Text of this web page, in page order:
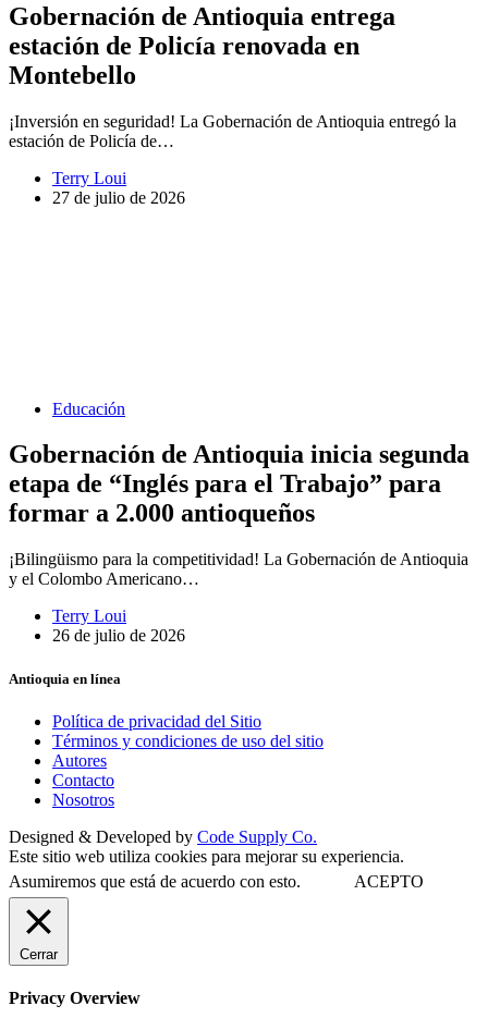
Gobernación de Antioquia entrega
estación de Policía renovada en
Montebello
¡Inversión en seguridad! La Gobernación de Antioquia entregó la
estación de Policía de…
Terry Loui
27 de julio de 2026
Educación
Gobernación de Antioquia inicia segunda
etapa de “Inglés para el Trabajo” para
formar a 2.000 antioqueños
¡Bilingüismo para la competitividad! La Gobernación de Antioquia
y el Colombo Americano…
Terry Loui
26 de julio de 2026
Antioquia en línea
Política de privacidad del Sitio
Términos y condiciones de uso del sitio
Autores
Contacto
Nosotros
Designed & Developed by Code Supply Co.
Este sitio web utiliza cookies para mejorar su experiencia.
Asumiremos que está de acuerdo con esto.
ACEPTO
Cerrar
Privacy Overview